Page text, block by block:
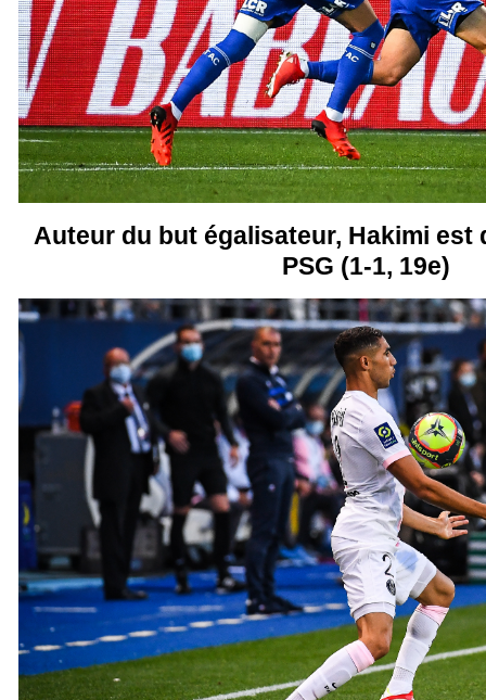
Auteur du but égalisateur, Hakimi est
PSG (1-1, 19e)